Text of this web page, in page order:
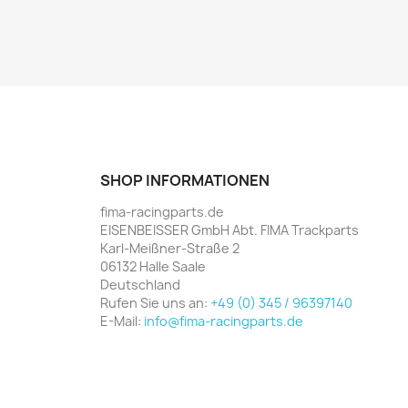
SHOP INFORMATIONEN
fima-racingparts.de
EISENBEISSER GmbH Abt. FIMA Trackparts
Karl-Meißner-Straße 2
06132 Halle Saale
Deutschland
Rufen Sie uns an:+49 (0) 345 / 96397140
E-Mail: info@fima-racingparts.de